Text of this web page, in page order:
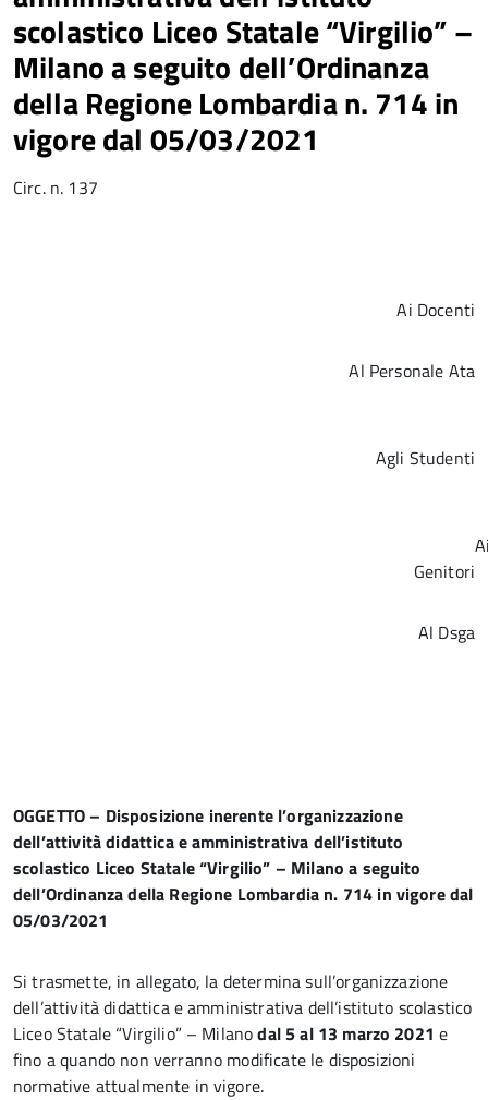
scolastico Liceo Statale “Virgilio” –
Milano a seguito dell’Ordinanza
della Regione Lombardia n. 714 in
vigore dal 05/03/2021
Circ. n. 137
Ai Docenti
Al Personale Ata
Agli Studenti
Genitori
Al Dsga
OGGETTO – Disposizione inerente l’organizzazione
dell’attività didattica e amministrativa dell’istituto
scolastico Liceo Statale “Virgilio” – Milano a seguito
dell’Ordinanza della Regione Lombardia n. 714 in vigore dal
05/03/2021
Si trasmette, in allegato, la determina sull’organizzazione
dell’attività didattica e amministrativa dell’istituto scolastico
Liceo Statale “Virgilio” – Milanodal 5 al 13 marzo 2021e
fino a quando non verranno modificate le disposizioni
normative attualmente in vigore.